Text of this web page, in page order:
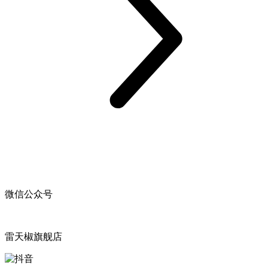
微信公众号
雷天椒旗舰店